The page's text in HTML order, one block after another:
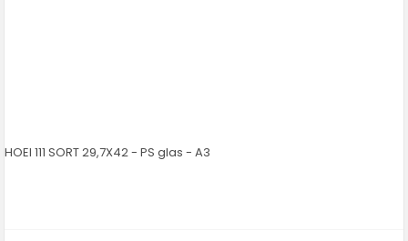
HOEI 111 SORT 29,7X42 - PS glas - A3